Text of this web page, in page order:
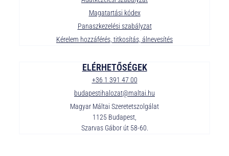
ELÉRHETŐSÉGEK
+36 1 391 47 00
budapestihalozat@maltai.hu
Magyar Máltai Szeretetszolgálat
1125 Budapest,
Szarvas Gábor út 58-60.
Magatartási kódex
Panaszkezelési szabályzat
Kérelem hozzáférés, titkosítás, álnevesítés